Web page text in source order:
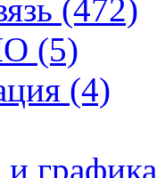
(472)
(5)
(4)
и